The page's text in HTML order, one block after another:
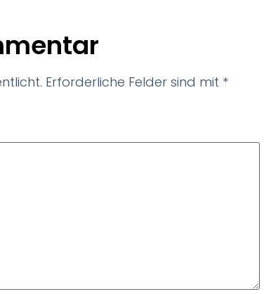
Erforderliche Felder sind mit *